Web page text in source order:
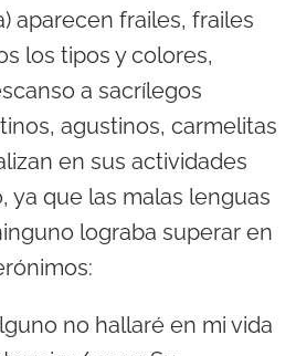
aparecen frailes, frailes
los tipos y colores,
a sacrílegos
agustinos, carmelitas
en sus actividades
ya que las malas lenguas
lograba superar en
no hallaré en mi vida